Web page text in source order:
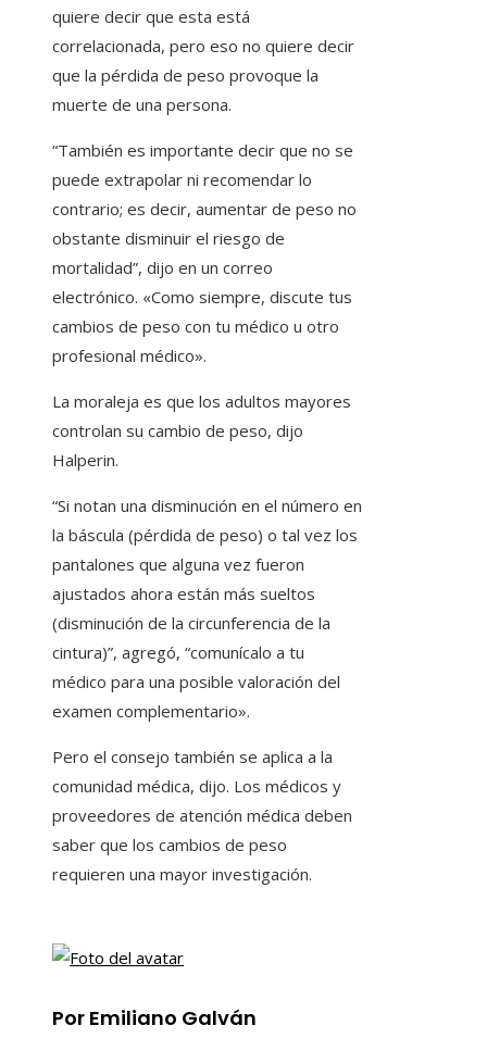
quiere decir que esta está
correlacionada, pero eso no quiere decir
que la pérdida de peso provoque la
muerte de una persona.
“También es importante decir que no se
puede extrapolar ni recomendar lo
contrario; es decir, aumentar de peso no
obstante disminuir el riesgo de
mortalidad”, dijo en un correo
electrónico. «Como siempre, discute tus
cambios de peso con tu médico u otro
profesional médico».
La moraleja es que los adultos mayores
controlan su cambio de peso, dijo
Halperin.
“Si notan una disminución en el número en
la báscula (pérdida de peso) o tal vez los
pantalones que alguna vez fueron
ajustados ahora están más sueltos
(disminución de la circunferencia de la
cintura)”, agregó, “comunícalo a tu
médico para una posible valoración del
examen complementario».
Pero el consejo también se aplica a la
comunidad médica, dijo. Los médicos y
proveedores de atención médica deben
saber que los cambios de peso
requieren una mayor investigación.
Por Emiliano Galván